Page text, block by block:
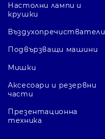
Настолни лампи и
крушки
Въздухопречистватели
Подвързващи машини
Мишки
Аксесоари и резервни
части
Презентационна
техника